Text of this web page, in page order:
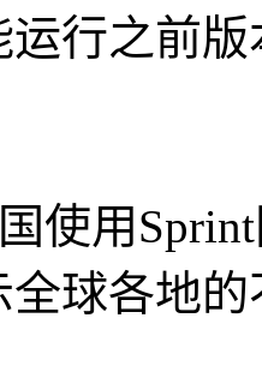
行之前版
使用 Sprint
球各地